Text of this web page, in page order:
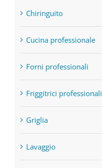
Chiringuito
Cucina professionale
Forni professionali
Friggitrici professionali
Griglia
Lavaggio